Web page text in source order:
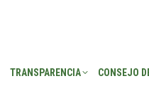
TRANSPARENCIA CONSEJO